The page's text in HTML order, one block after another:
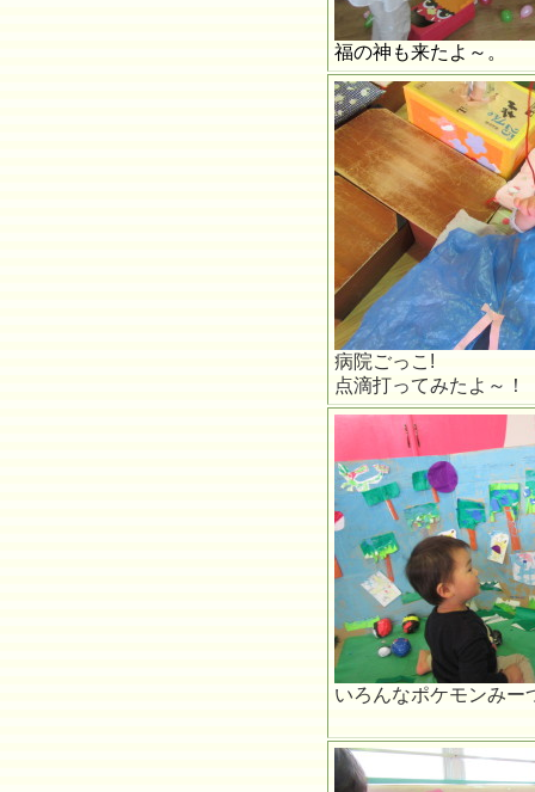
福の神も来たよ～。
病院ごっこ!
点滴打ってみたよ～！
いろんなポケモンみー